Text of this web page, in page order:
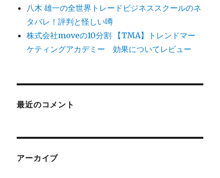
八木 雄一の全世界トレードビジネススクールのネ
タバレ！評判と怪しい噂
株式会社moveの10分割 【TMA】トレンドマー
ケティングアカデミー 効果についてレビュー
最近のコメント
アーカイブ